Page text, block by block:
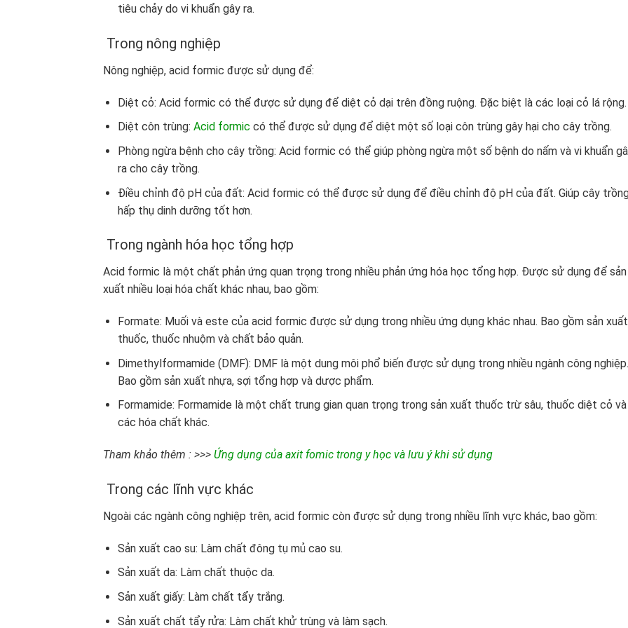
tiêu chảy do vi khuẩn gây ra.
Trong nông nghiệp
Nông nghiệp, acid formic được sử dụng để:
Diệt cỏ: Acid formic có thể được sử dụng để diệt cỏ dại trên đồng ruộng. Đặc biệt là các loại cỏ lá rộng.
Diệt côn trùng: Acid formic có thể được sử dụng để diệt một số loại côn trùng gây hại cho cây trồng.
Phòng ngừa bệnh cho cây trồng: Acid formic có thể giúp phòng ngừa một số bệnh do nấm và vi khuẩn
ra cho cây trồng.
Điều chỉnh độ pH của đất: Acid formic có thể được sử dụng để điều chỉnh độ pH của đất. Giúp cây
hấp thụ dinh dưỡng tốt hơn.
Trong ngành hóa học tổng hợp
Acid formic là một chất phản ứng quan trọng trong nhiều phản ứng hóa học tổng hợp. Được sử dụng để sản
xuất nhiều loại hóa chất khác nhau, bao gồm:
Formate: Muối và este của acid formic được sử dụng trong nhiều ứng dụng khác nhau. Bao gồm sản xuất
thuốc, thuốc nhuộm và chất bảo quản.
Dimethylformamide (DMF): DMF là một dung môi phổ biến được sử dụng trong nhiều ngành công nghiệp.
Bao gồm sản xuất nhựa, sợi tổng hợp và dược phẩm.
Formamide: Formamide là một chất trung gian quan trọng trong sản xuất thuốc trừ sâu, thuốc diệt cỏ và
các hóa chất khác.
Tham khảo thêm : >>> Ứng dụng của axit fomic trong y học và lưu ý khi sử dụng
Trong các lĩnh vực khác
Ngoài các ngành công nghiệp trên, acid formic còn được sử dụng trong nhiều lĩnh vực khác, bao gồm:
Sản xuất cao su: Làm chất đông tụ mủ cao su.
Sản xuất da: Làm chất thuộc da.
Sản xuất giấy: Làm chất tẩy trắng.
Sản xuất chất tẩy rửa: Làm chất khử trùng và làm sạch.